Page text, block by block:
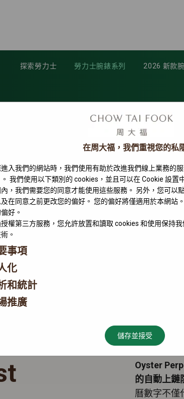
探索勞力士 勞力士腕錶系列 2026 新款
Oyster
的自動上鏈
曆數字不僅
在周大福，我們重視您的私
進入我們的網站時，我們使用有助於改進我們線上業務的
我們使用以下類別的 cookies，並且可以在 Cookie 設置
，我們需要您的同意才能使用這些服務。 另外，您可以
在同意之前更改您的偏好。 您的偏好將僅適用於本網站
好。
權第三方服務，您允許放置和讀取 cookies 和使用保持
。
事項
化
和統計
推廣
儲存並接受